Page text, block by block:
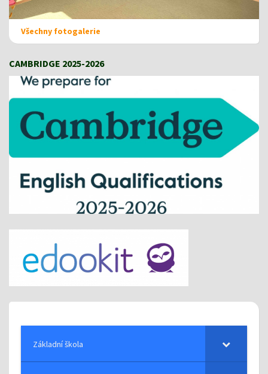
Všechny fotogalerie
CAMBRIDGE 2025-2026
Základní škola